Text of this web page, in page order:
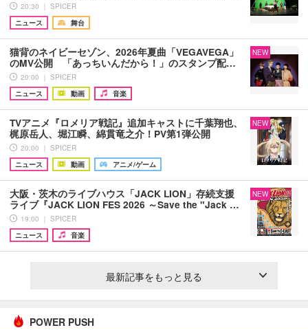
20:30 ｜ SPICER
ニュース
舞台
猫背のネイビーセゾン、2026年夏曲「VEGAVEGA」
のMV公開 「あっちいんだから！」のスタンプ配…
20:00 ｜ SPICER
ニュース
動画 音楽
NEW
TVアニメ『ロメリア戦記』追加キャストに千葉翔也、
梶原岳人、堀江瞬、綿貫竜之介！PV第1弾公開
20:00 ｜ SPICER
ニュース
動画 アニメ/ゲーム
NEW
大阪・茨木のライブハウス「JACK LION」存続支援
ライブ『JACK LION FES 2026 ～Save the "Jack …
19:00 ｜ SPICER
ニュース
音楽
NEW
最新記事をもっと見る
POWER PUSH